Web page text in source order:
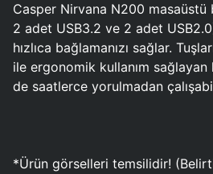
Casper Nirvana N200
2 adet USB3.2 ve 2 adet
hızlıca bağlamanızı sağlar.
ile ergonomik kullanım
de saatlerce yorulmadan
*Ürün görselleri temsilidir!